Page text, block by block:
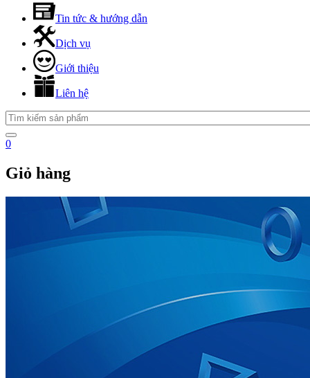
Tin tức & hướng dẫn
Dịch vụ
Giới thiệu
Liên hệ
0
Giỏ hàng